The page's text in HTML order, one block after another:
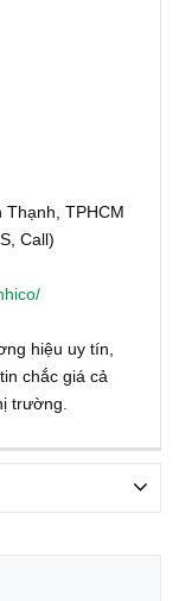
Thạnh, TPHCM
Call)
hiệu uy tín,
chắc giá cả
trường.